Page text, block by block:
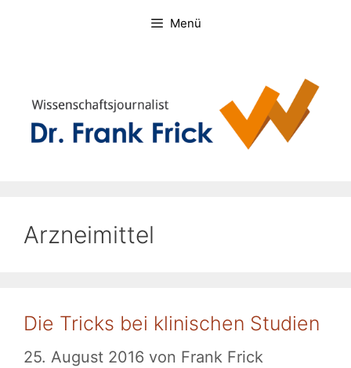
Menü
Arzneimittel
Die Tricks bei klinischen Studien
25. August 2016 von Frank Frick